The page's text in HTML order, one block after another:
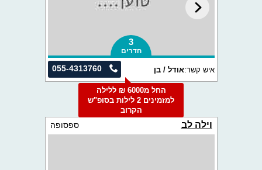
3
חדרים
055-4313760 איש קשר:אודל / בן
החל מ6000 ₪ ללילה
למזמינים 2 לילות בסופ"ש
הקרוב
וילה לב ספסופה